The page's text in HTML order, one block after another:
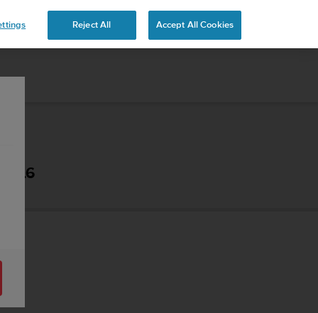
- 2.6
Reject All Accept All Cookies